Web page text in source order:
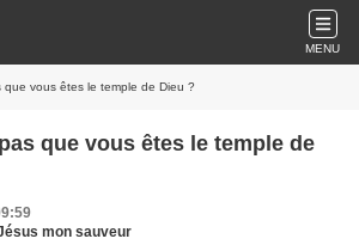
MENU
que vous êtes le temple de Dieu ?
que vous êtes le temple de
mon sauveur